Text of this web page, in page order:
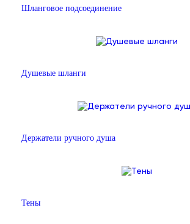
Шланговое подсоединение
Душевые шланги
Держатели ручного душа
Тены